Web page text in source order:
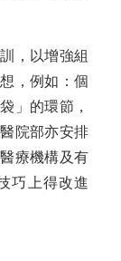
，以增強組
，例如：個
」的環節，
院部亦安排
療機構及有
巧上得改進